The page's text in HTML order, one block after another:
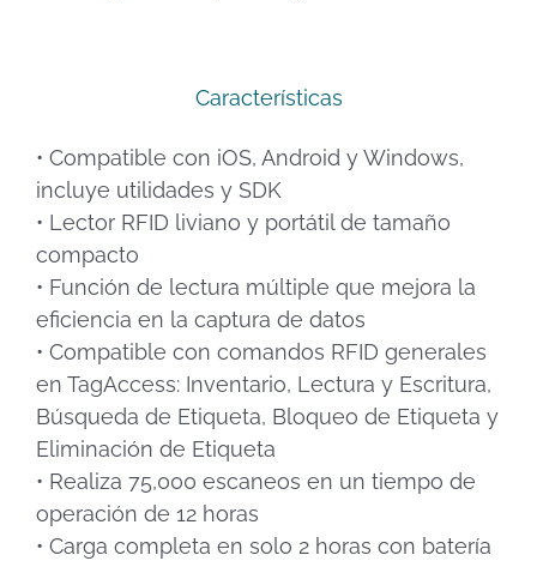
Características
• Compatible con iOS, Android y Windows,
incluye utilidades y SDK
• Lector RFID liviano y portátil de tamaño
compacto
• Función de lectura múltiple que mejora la
eficiencia en la captura de datos
• Compatible con comandos RFID generales
en TagAccess: Inventario, Lectura y Escritura,
Búsqueda de Etiqueta, Bloqueo de Etiqueta y
Eliminación de Etiqueta
• Realiza 75,000 escaneos en un tiempo de
operación de 12 horas
• Carga completa en solo 2 horas con batería